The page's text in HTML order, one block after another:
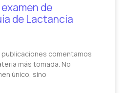
de
de Lactancia
publicaciones comentamos
más tomada. No
único, sino